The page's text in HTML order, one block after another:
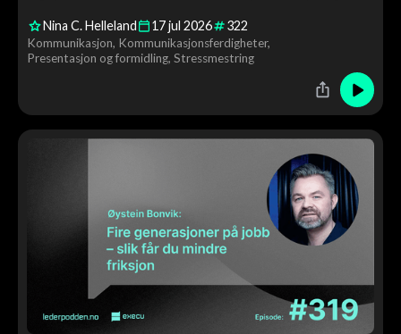
får konkrete råd og en live stemmecoaching av Tor Åge
underveis.
Nina C. Helleland 17jul 2026 322
Kommunikasjon Kommunikasjonsferdigheter
Presentasjon og formidling Stressmestring